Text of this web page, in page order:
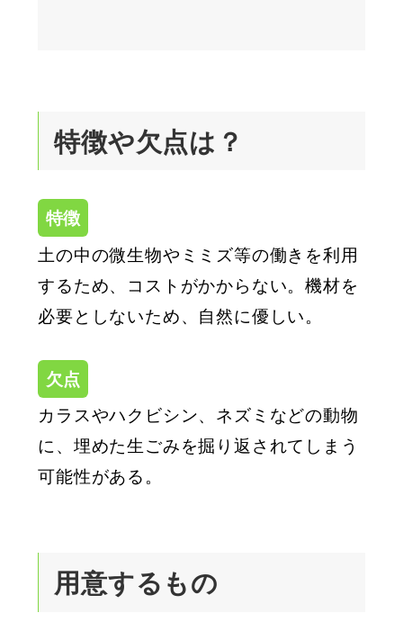
特徴や欠点は？
特徴
土の中の微生物やミミズ等の働きを利用
するため、コストがかからない。機材を
必要としないため、自然に優しい。
欠点
カラスやハクビシン、ネズミなどの動物
に、埋めた生ごみを掘り返されてしまう
可能性がある。
用意するもの